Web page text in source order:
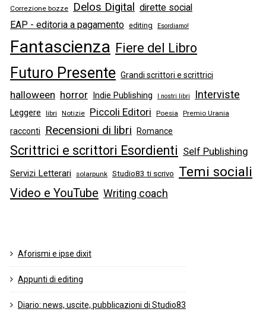
Correzione bozze Delos Digital dirette social
EAP - editoria a pagamento editing Esordiamo!
Fantascienza Fiere del Libro
Futuro Presente Grandi scrittori e scrittrici
halloween horror Indie Publishing I nostri libri Interviste
Leggere libri Notizie Piccoli Editori Poesia Premio Urania
racconti Recensioni di libri Romance
Scrittrici e scrittori Esordienti Self Publishing
Servizi Letterari solarpunk Studio83 ti scrivo Temi sociali
Video e YouTube Writing coach
Aforismi e ipse dixit
Appunti di editing
Diario: news, uscite, pubblicazioni di Studio83